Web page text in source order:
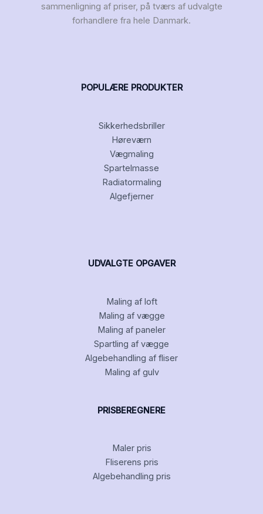
sammenligning af priser, på tværs af udvalgte
forhandlere fra hele Danmark.
POPULÆRE PRODUKTER
Sikkerhedsbriller
Høreværn
Vægmaling
Spartelmasse
Radiatormaling
Algefjerner
UDVALGTE OPGAVER
Maling af loft
Maling af vægge
Maling af paneler
Spartling af vægge
Algebehandling af fliser
Maling af gulv
PRISBEREGNERE
Maler pris
Fliserens pris
Algebehandling pris